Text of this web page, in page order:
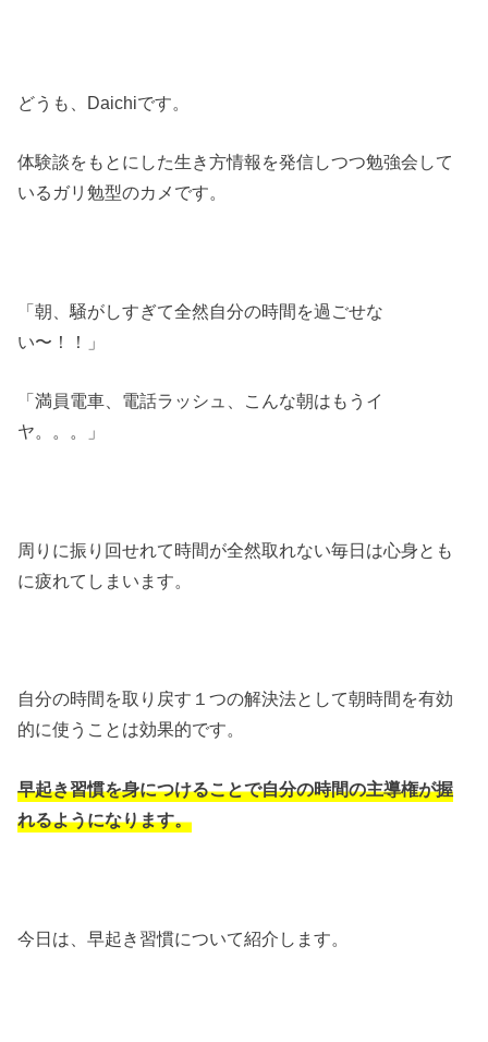
どうも、Daichiです。
体験談をもとにした生き方情報を発信しつつ勉強会して
いるガリ勉型のカメです。
「朝、騒がしすぎて全然自分の時間を過ごせな
い〜！！」
「満員電車、電話ラッシュ、こんな朝はもうイ
ヤ。。。」
周りに振り回せれて時間が全然取れない毎日は心身とも
に疲れてしまいます。
自分の時間を取り戻す１つの解決法として朝時間を有効
的に使うことは効果的です。
早起き習慣を身につけることで自分の時間の主導権が握
れるようになります。
今日は、早起き習慣について紹介します。